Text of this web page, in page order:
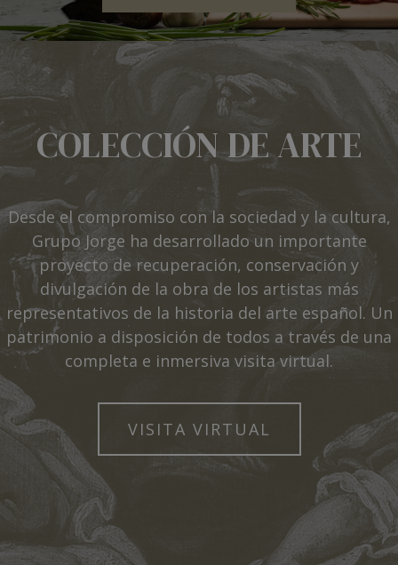
COLECCIÓN DE ARTE
Desde el compromiso con la sociedad y la cultura,
Grupo Jorge ha desarrollado un importante
proyecto de recuperación, conservación y
divulgación de la obra de los artistas más
representativos de la historia del arte español. Un
patrimonio a disposición de todos a través de una
completa e inmersiva visita virtual.
VISITA VIRTUAL